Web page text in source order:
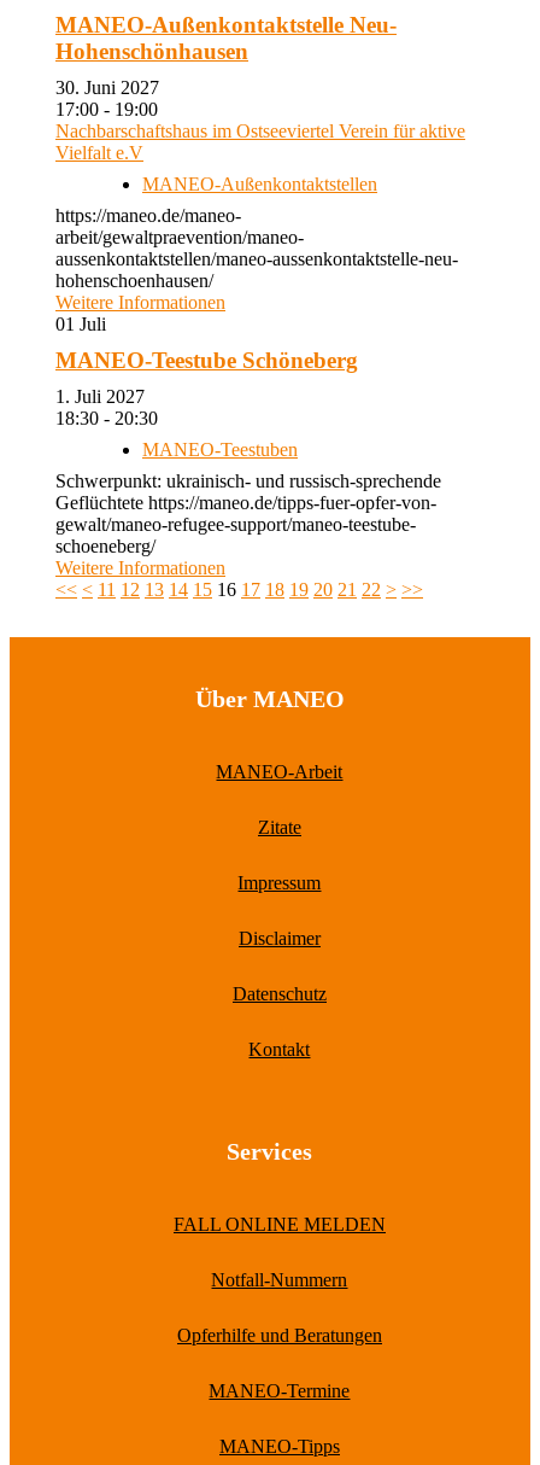
MANEO-Außenkontaktstelle Neu-
Hohenschönhausen
30. Juni 2027
17:00 - 19:00
Nachbarschaftshaus im Ostseeviertel Verein für aktive
Vielfalt e.V
MANEO-Außenkontaktstellen
https://maneo.de/maneo-
arbeit/gewaltpraevention/maneo-
aussenkontaktstellen/maneo-aussenkontaktstelle-neu-
hohenschoenhausen/
Weitere Informationen
01 Juli
MANEO-Teestube Schöneberg
1. Juli 2027
18:30 - 20:30
MANEO-Teestuben
Schwerpunkt: ukrainisch- und russisch-sprechende
Geflüchtete https://maneo.de/tipps-fuer-opfer-von-
gewalt/maneo-refugee-support/maneo-teestube-
schoeneberg/
Weitere Informationen
<< < 11 12 13 14 15 16 17 18 19 20 21 22 > >>
Über MANEO
MANEO-Arbeit
Zitate
Impressum
Disclaimer
Datenschutz
Kontakt
Services
FALL ONLINE MELDEN
Notfall-Nummern
Opferhilfe und Beratungen
MANEO-Termine
MANEO-Tipps